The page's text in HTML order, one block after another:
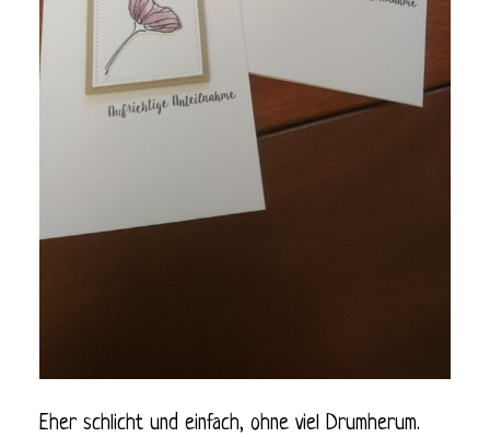
Eher schlicht und einfach, ohne viel Drumherum.